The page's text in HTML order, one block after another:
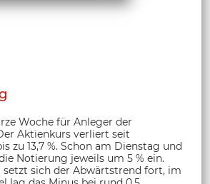
Woche für Anleger der
Aktienkurs verliert seit
zu 13,7 %. Schon am Dienstag und
Notierung jeweils um 5 % ein.
sich der Abwärtstrend fort, im